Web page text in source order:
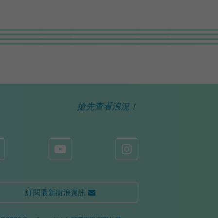
搶先查看浪況！
 
訂閱最新衝浪資訊 